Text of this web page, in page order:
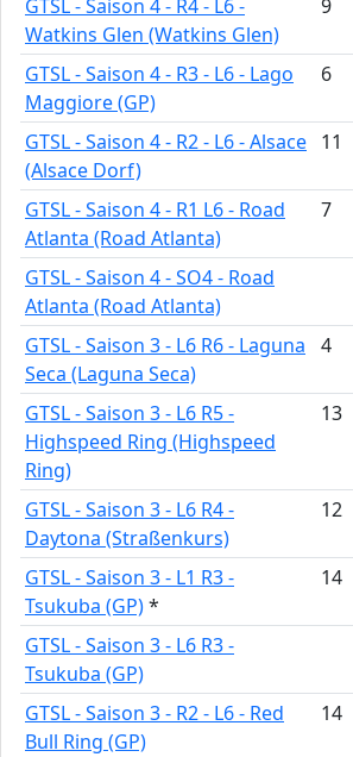
GTSL - Saison 4 - R4 - L6 -
Watkins Glen (Watkins Glen)
9
GTSL - Saison 4 - R3 - L6 - Lago
Maggiore (GP)
6
GTSL - Saison 4 - R2 - L6 - Alsace
(Alsace Dorf)
11
GTSL - Saison 4 - R1 L6 - Road
Atlanta (Road Atlanta)
7
GTSL - Saison 4 - SO4 - Road
Atlanta (Road Atlanta)
GTSL - Saison 3 - L6 R6 - Laguna
Seca (Laguna Seca)
4
GTSL - Saison 3 - L6 R5 -
Highspeed Ring (Highspeed
Ring)
13
GTSL - Saison 3 - L6 R4 -
Daytona (Straßenkurs)
12
GTSL - Saison 3 - L1 R3 -
Tsukuba (GP)*
14
GTSL - Saison 3 - L6 R3 -
Tsukuba (GP)
GTSL - Saison 3 - R2 - L6 - Red
Bull Ring (GP)
14